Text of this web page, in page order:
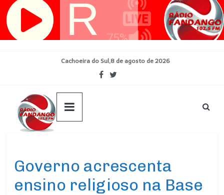
Pular
para
Cachoeira do Sul,8 de agosto de 2026
Governo acrescenta
ensino religioso na Base